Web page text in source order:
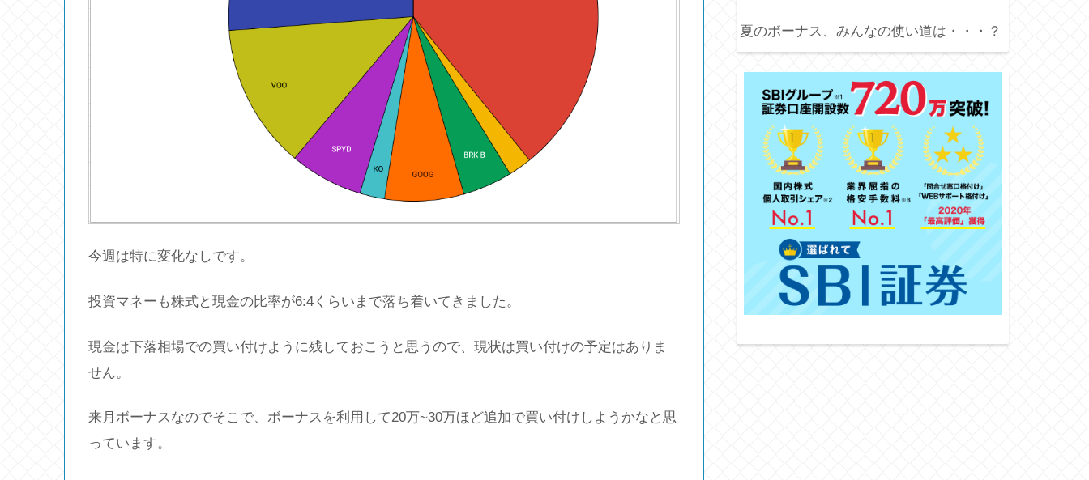
今週は特に変化なしです。
投資マネーも株式と現金の比率が6:4くらいまで落ち着いてきました。
現金は下落相場での買い付けように残しておこうと思うので、現状は買い付けの予定はありま
せん。
来月ボーナスなのでそこで、ボーナスを利用して20万~30万ほど追加で買い付けしようかなと思
っています。
夏のボーナス、みんなの使い道は・・・？